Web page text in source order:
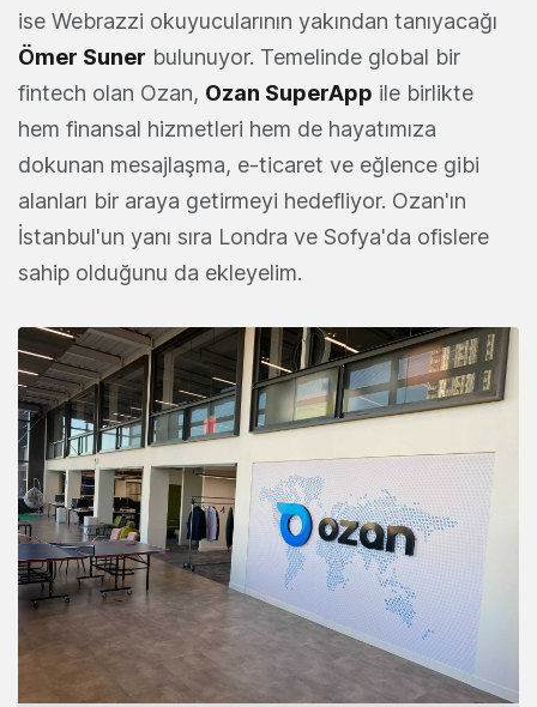
ise Webrazzi okuyucularının yakından tanıyacağı
Ömer Suner bulunuyor. Temelinde global bir
fintech olan Ozan, Ozan SuperApp ile birlikte
hem finansal hizmetleri hem de hayatımıza
dokunan mesajlaşma, e-ticaret ve eğlence gibi
alanları bir araya getirmeyi hedefliyor. Ozan'ın
İstanbul'un yanı sıra Londra ve Sofya'da ofislere
sahip olduğunu da ekleyelim.